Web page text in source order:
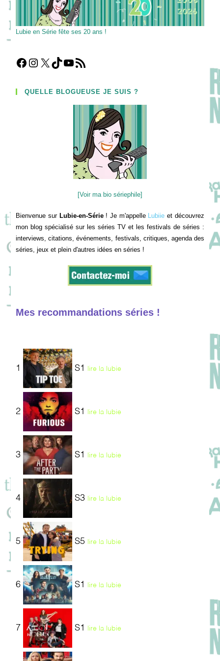
Lubie en Série fête ses 20 ans !
Facebook
Instagram
X TikTokYouTube
Flux RSS
QUELLE BLOGUEUSE JE SUIS ?
[Voir ma bio sériephile]
Bienvenue sur Lubie-en-Série! Je m'appelle Lubiie et découvrez
mon blog spécialisé sur les séries TV et les festivals de séries :
interviews, citations, événements, festivals, critiques, agenda des
séries, jeux et plein d'autres idées en séries !
Mes recommandations séries !
1 S1 lire la lubie
2 S1 lire la lubie
3 S1 lire la lubie
4 S3 lire la lubie
5 S5 lire la lubie
6 S1 lire la lubie
7 S1 lire la lubie